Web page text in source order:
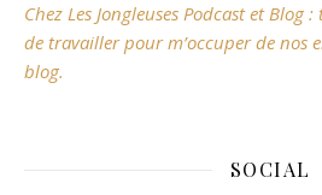
Chez Les Jongleuses Podcast et Blog
de travailler pour m’occuper de nos
blog.
SOCIAL